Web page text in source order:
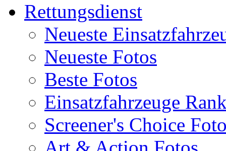
Rettungsdienst
Neueste
Neueste Fotos
Beste Fotos
Einsatzfahrzeuge
Screener's Choice